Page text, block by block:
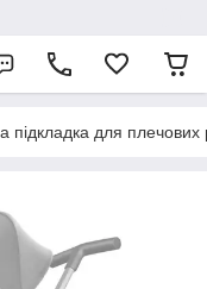
підкладка для